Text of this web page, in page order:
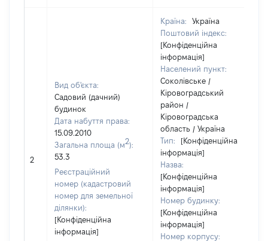
2
Вид об'єкта:
Садовий (дачний)
будинок
Дата набуття права:
15.09.2010
Загальна площа (м2):
53.3
Реєстраційний
номер (кадастровий
номер для земельної
ділянки):
[Конфіденційна
інформація]
Країна:
Україна
Поштовий індекс:
[Конфіденційна
інформація]
Населений пункт:
Соколівське /
Кіровоградський
район /
Кіровоградська
область / Україна
Тип:
[Конфіденційна
інформація]
Назва:
[Конфіденційна
інформація]
Номер будинку:
[Конфіденційна
інформація]
Номер корпусу: